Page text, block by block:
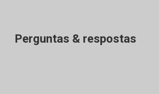
Perguntas & respostas